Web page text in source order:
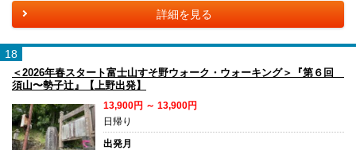
詳細を見る
18
＜2026年春スタート富士山すそ野ウォーク・ウォーキング＞『第６回
須山〜勢子辻』【上野出発】
13,900円 ～ 13,900円
日帰り
出発月